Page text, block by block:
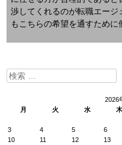
渉してくれるのが転職エージ
もこちらの希望を通すために
検
索:
2026
月
火 水 木
3
4 5 6
10
11 12 13